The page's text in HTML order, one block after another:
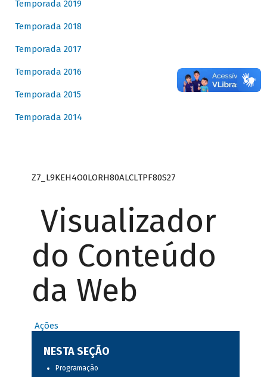
Temporada 2019
Temporada 2018
Temporada 2017
Temporada 2016
Temporada 2015
Temporada 2014
Z7_L9KEH4O0LORH80ALCLTPF80S27
Visualizador
do Conteúdo
da Web
Ações
NESTA SEÇÃO
Programação